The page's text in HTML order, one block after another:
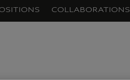
COLLABORATIONS